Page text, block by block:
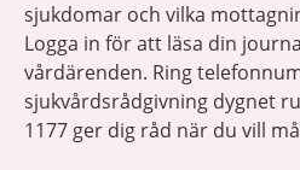
sjukdomar och vilka
Logga in för att läsa din
vårdärenden. Ring
sjukvårdsrådgivning dygnet
1177 ger dig råd när du vill